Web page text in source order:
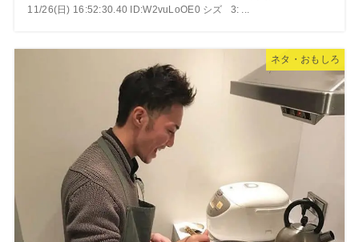
11/26(日) 16:52:30.40 ID:W2vuLoOE0 シズ 3: ...
ネタ・おもしろ